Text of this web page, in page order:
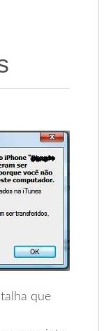
que